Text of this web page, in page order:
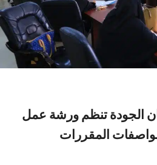
الجودة تنظم ورشة عمل
المقررات